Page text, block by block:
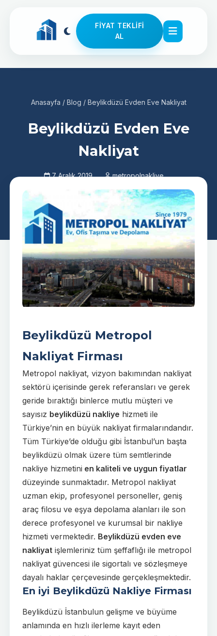
FIYAT TEKLIFI
AL
Anasayfa / Blog / Beylikdüzü Evden Eve Nakliyat
Beylikdüzü Evden Eve
Nakliyat
7 Aralık 2019 metropolnakliye
Beylikdüzü Metropol
Nakliyat Firması
Metropol nakliyat, vizyon bakımından nakliyat
sektörü içerisinde gerek referansları ve gerek
geride bıraktığı binlerce mutlu müşteri ve
sayısız beylikdüzü nakliye hizmeti ile
Türkiye’nin en büyük nakliyat firmalarındandır.
Tüm Türkiye’de olduğu gibi İstanbul’un başta
beylikdüzü olmak üzere tüm semtlerinde
nakliye hizmetini en kaliteli ve uygun fiyatlar
düzeyinde sunmaktadır. Metropol nakliyat
uzman ekip, profesyonel personeller, geniş
araç filosu ve eşya depolama alanları ile son
derece profesyonel ve kurumsal bir nakliye
hizmeti vermektedir. Beylikdüzü evden eve
nakliyat işlemleriniz tüm şeffaflığı ile metropol
nakliyat güvencesi ile sigortalı ve sözleşmeye
dayalı haklar çerçevesinde gerçekleşmektedir.
En iyi Beylikdüzü Nakliye Firması
Beylikdüzü İstanbulun gelişme ve büyüme
anlamında en hızlı ilerleme kayıt eden